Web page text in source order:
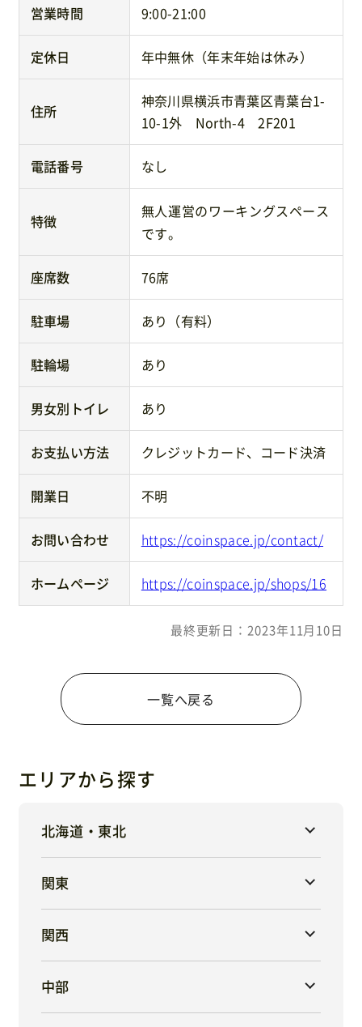
営業時間 9:00-21:00
定休日 年中無休（年末年始は休み）
住所
神奈川県横浜市青葉区青葉台1-
10-1外 North-4 2F201
電話番号 なし
特徴
無人運営のワーキングスペース
です。
座席数 76席
駐車場 あり（有料）
駐輪場 あり
男女別トイレ あり
お支払い方法 クレジットカード、コード決済
開業日 不明
お問い合わせ https://coinspace.jp/contact/
ホームページ https://coinspace.jp/shops/16
最終更新日：2023年11月10日
一覧へ戻る
エリアから探す
北海道・東北
関東
関西
中部